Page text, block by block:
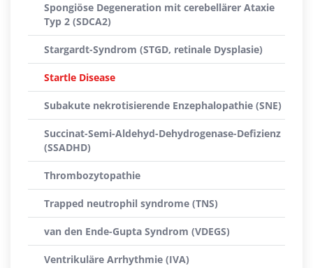
Spongiöse Degeneration mit cerebellärer Ataxie
Typ 2 (SDCA2)
Stargardt-Syndrom (STGD, retinale Dysplasie)
Startle Disease
Subakute nekrotisierende Enzephalopathie (SNE)
Succinat-Semi-Aldehyd-Dehydrogenase-Defizienz
(SSADHD)
Thrombozytopathie
Trapped neutrophil syndrome (TNS)
van den Ende-Gupta Syndrom (VDEGS)
Ventrikuläre Arrhythmie (IVA)